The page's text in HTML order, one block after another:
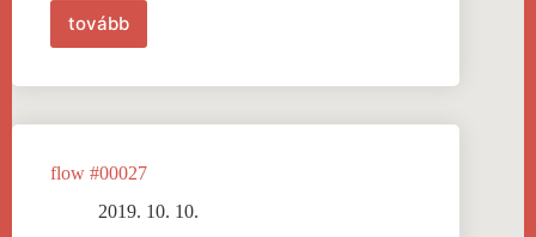
tovább
társ
#00028
flow #00027
2019. 10. 10.